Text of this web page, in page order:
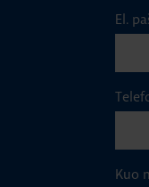
El.
Kuo